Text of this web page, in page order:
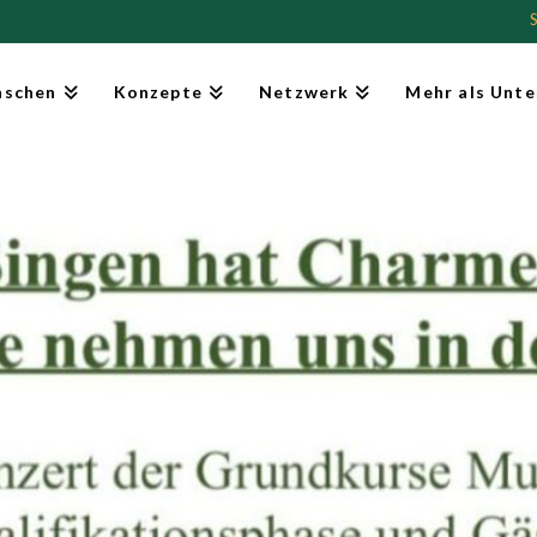
Konzepte Netzwerk Mehr als